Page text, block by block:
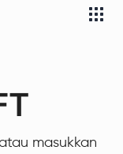
masukkan